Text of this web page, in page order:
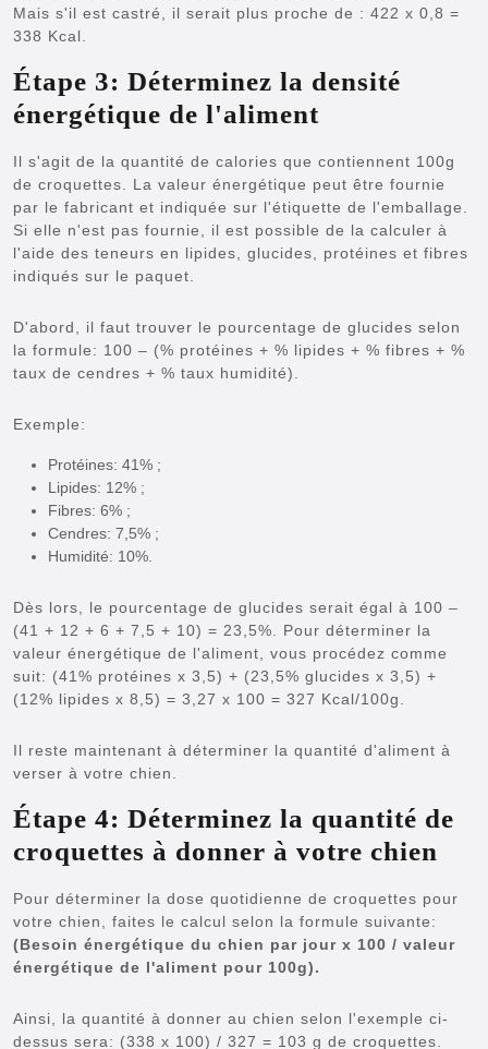
Mais s'il est castré, il serait plus proche de : 422 x 0,8 =
338 Kcal.
Étape 3: Déterminez la densité
énergétique de l'aliment
Il s'agit de la quantité de calories que contiennent 100g
de croquettes. La valeur énergétique peut être fournie
par le fabricant et indiquée sur l'étiquette de l'emballage.
Si elle n'est pas fournie, il est possible de la calculer à
l'aide des teneurs en lipides, glucides, protéines et fibres
indiqués sur le paquet.
D'abord, il faut trouver le pourcentage de glucides selon
la formule: 100 – (% protéines + % lipides + % fibres + %
taux de cendres + % taux humidité).
Exemple:
Protéines: 41% ;
Lipides: 12% ;
Fibres: 6% ;
Cendres: 7,5% ;
Humidité: 10%.
Dès lors, le pourcentage de glucides serait égal à 100 –
(41 + 12 + 6 + 7,5 + 10) = 23,5%. Pour déterminer la
valeur énergétique de l'aliment, vous procédez comme
suit: (41% protéines x 3,5) + (23,5% glucides x 3,5) +
(12% lipides x 8,5) = 3,27 x 100 = 327 Kcal/100g.
Il reste maintenant à déterminer la quantité d'aliment à
verser à votre chien.
Étape 4: Déterminez la quantité de
croquettes à donner à votre chien
Pour déterminer la dose quotidienne de croquettes pour
votre chien, faites le calcul selon la formule suivante:
(Besoin énergétique du chien par jour x 100 / valeur
énergétique de l'aliment pour 100g).
Ainsi, la quantité à donner au chien selon l'exemple ci-
dessus sera: (338 x 100) / 327 = 103 g de croquettes.